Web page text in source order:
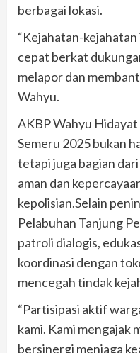
berbagai lokasi.
“Kejahatan-
cepat berkat
melapor dan
Wahyu.
AKBP Wahyu
Semeru 2025 bukan
tetapi juga bagian
aman dan
kepolisian.Selain
Pelabuhan Tanjung
patroli dialogis,
koordinasi dengan
mencegah tindak
“Partisipasi aktif
kami. Kami mengajak
bersinergi menjaga